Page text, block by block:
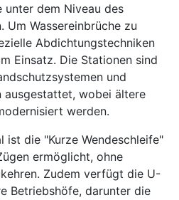
unter dem Niveau des
Um Wassereinbrüche zu
Abdichtungstechniken
Einsatz. Die Stationen sind
und
ausgestattet, wobei ältere
werden.
ist die "Kurze Wendeschleife"
ermöglicht, ohne
Zudem verfügt die U-
Betriebshöfe, darunter die